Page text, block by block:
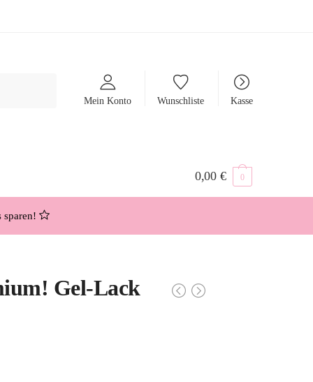
Mein Konto Wunschliste Kasse
0,00 € 0
sparen!
Gel-Lack